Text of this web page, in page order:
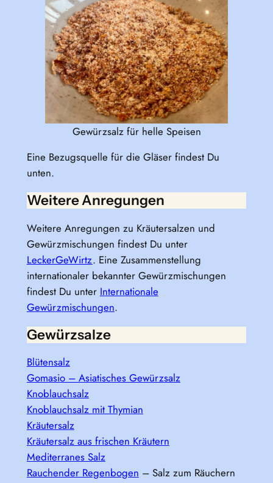
Gewürzsalz für helle Speisen
Eine Bezugsquelle für die Gläser findest Du
unten.
Weitere Anregungen
Weitere Anregungen zu Kräutersalzen und
Gewürzmischungen findest Du unter
LeckerGeWirtz. Eine Zusammenstellung
internationaler bekannter Gewürzmischungen
findest Du unter Internationale
Gewürzmischungen.
Gewürzsalze
Blütensalz
Gomasio – Asiatisches Gewürzsalz
Knoblauchsalz
Knoblauchsalz mit Thymian
Kräutersalz
Kräutersalz aus frischen Kräutern
Mediterranes Salz
Rauchender Regenbogen – Salz zum Räuchern